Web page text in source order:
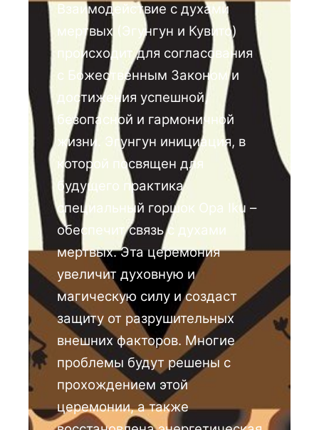
Взаимодействие с духами
мертвых (Эгунгун и Кувито)
происходит для согласования
с Божественным Законом и
достижения успешной,
безопасной и гармоничной
жизни. Эгунгун инициация, в
которой посвящен для
будущего практика
специальный горшок Opa Iku –
обеспечит связь с духами
мертвых. Эта церемония
увеличит духовную и
магическую силу и создаст
защиту от разрушительных
внешних факторов. Многие
проблемы будут решены с
прохождением этой
церемонии, а также